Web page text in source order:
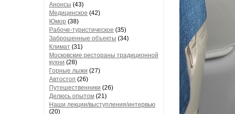
Анонсы (43)
Медицинское (42)
Юмор (38)
Рабоче-туристическое (35)
Заброшенные объекты (34)
Климат (31)
Московские рестораны традиционной
кухни (28)
Горные лыжи (27)
Автостоп (26)
Путешественники (26)
Делюсь опытом (21)
Наши лекции/выступления/интервью
(20)